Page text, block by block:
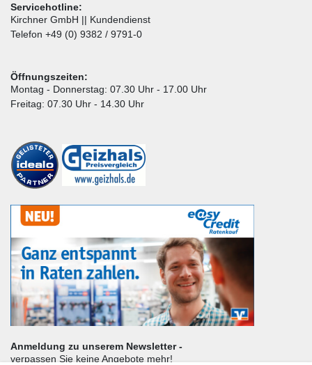
Servicehotline:
Kirchner GmbH || Kundendienst
Telefon +49 (0) 9382 / 9791-0
Öffnungszeiten:
Montag - Donnerstag: 07.30 Uhr - 17.00 Uhr
Freitag: 07.30 Uhr - 14.30 Uhr
Anmeldung zu unserem Newsletter -
verpassen Sie keine Angebote mehr!